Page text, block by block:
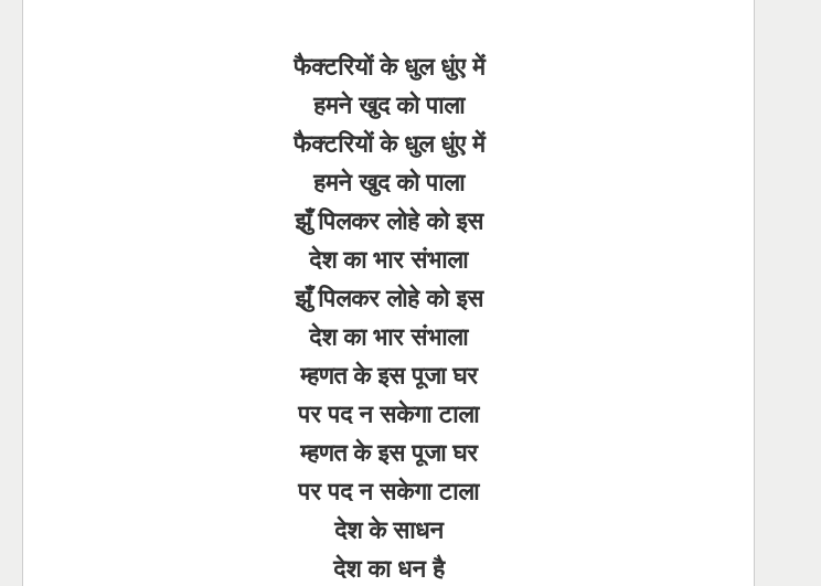
फैक्टरियों के धुल धुंए में
हमने खुद को पाला
फैक्टरियों के धुल धुंए में
हमने खुद को पाला
झुँ पिलकर लोहे को इस
देश का भार संभाला
झुँ पिलकर लोहे को इस
देश का भार संभाला
म्हणत के इस पूजा घर
पर पद न सकेगा टाला
म्हणत के इस पूजा घर
पर पद न सकेगा टाला
देश के साधन
देश का धन है